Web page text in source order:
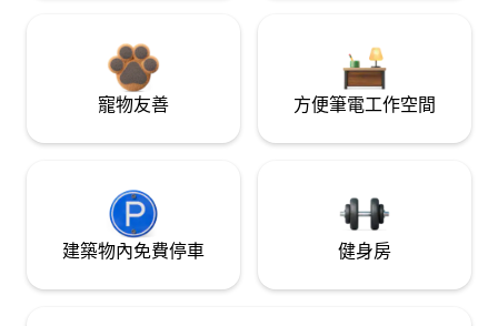
寵物友善 方便筆電工作空間
建築物內免費停車 健身房